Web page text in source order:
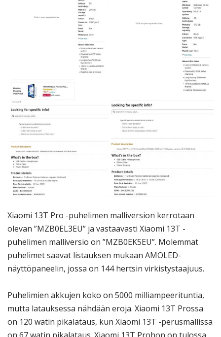
Xiaomi 13T Pro -puhelimen malliversion kerrotaan
olevan ”MZB0EL3EU” ja vastaavasti Xiaomi 13T -
puhelimen malliversio on ”MZB0EK5EU”. Molemmat
puhelimet saavat listauksen mukaan AMOLED-
näyttöpaneelin, jossa on 144 hertsin virkistystaajuus.
Puhelimien akkujen koko on 5000 milliampeerituntia,
mutta latauksessa nähdään eroja. Xiaomi 13T Prossa
on 120 watin pikalataus, kun Xiaomi 13T -perusmallissa